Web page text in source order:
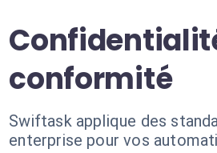
conformité
Swiftask applique des
enterprise pour vos